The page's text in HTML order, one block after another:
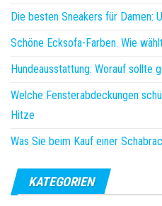
Die besten Sneakers für Damen:
Schöne Ecksofa-Farben. Wie
Hundeausstattung: Worauf sollte
Welche Fensterabdeckungen
Hitze
Was Sie beim Kauf einer
KATEGORIEN